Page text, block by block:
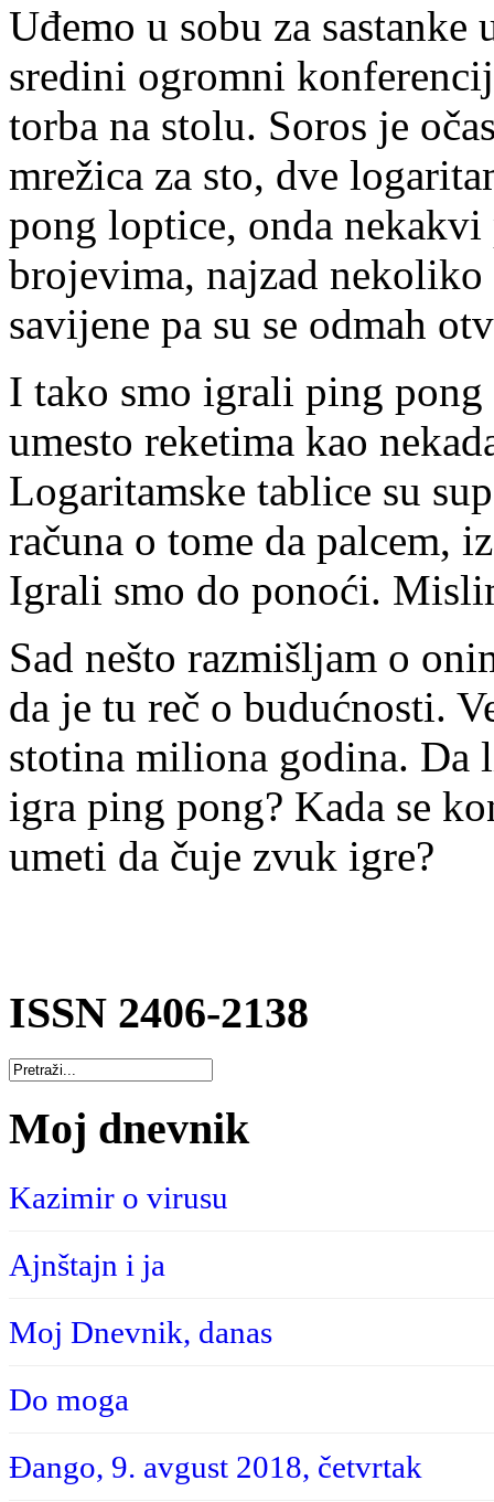
Uđemo u sobu za
sredini ogromni
torba na stolu. Soros je
mrežica za sto, dve
pong loptice, onda
brojevima, najzad
savijene pa su se odmah
I tako smo igrali ping
umesto reketima kao
Logaritamske tablice su
računa o tome da palcem,
Igrali smo do ponoći.
Sad nešto razmišljam o
da je tu reč o budućnosti.
stotina miliona godina. Da
igra ping pong? Kada se
umeti da čuje zvuk igre?
ISSN 2406-2138
Moj dnevnik
Kazimir o virusu
Ajnštajn i ja
Moj Dnevnik, danas
Do moga
Đango, 9. avgust 2018, četvrtak